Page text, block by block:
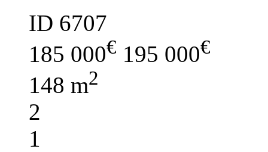
ID 6707
185 000€ 195 000€
148 m2
2
1